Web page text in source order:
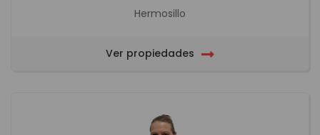
Hermosillo
Ver propiedades